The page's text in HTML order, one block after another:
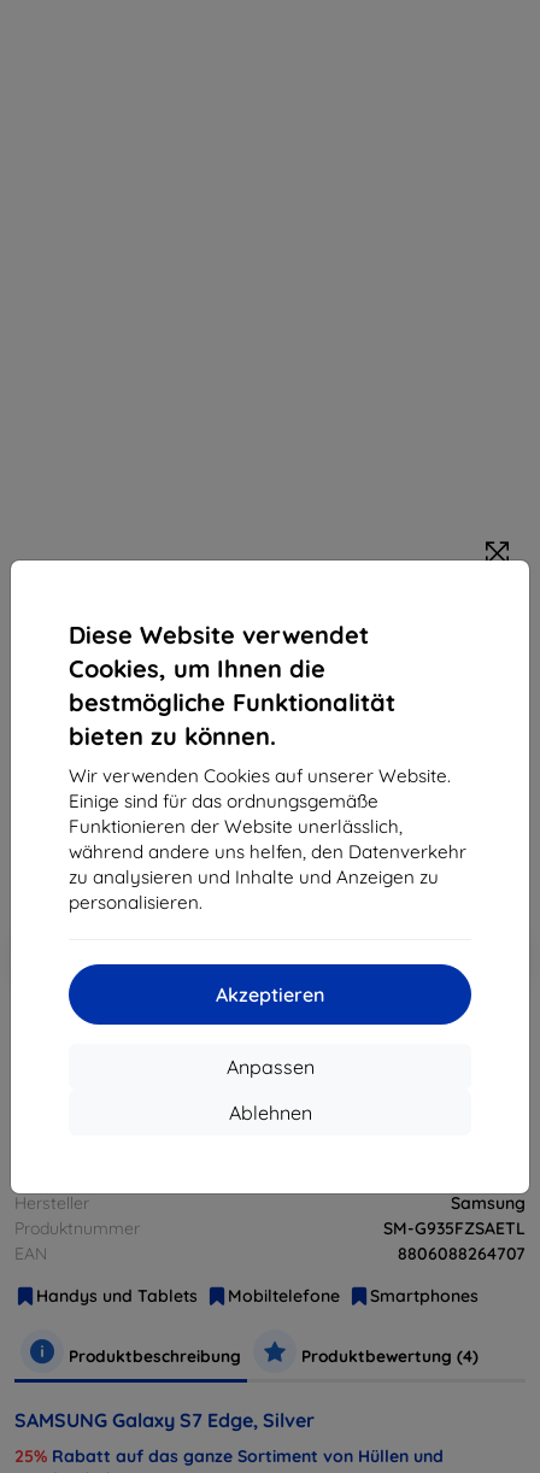
Diese Website verwendet
Cookies, um Ihnen die
bestmögliche Funktionalität
bieten zu können.
Wir verwenden Cookies auf unserer Website.
Einige sind für das ordnungsgemäße
Funktionieren der Website unerlässlich,
während andere uns helfen, den Datenverkehr
zu analysieren und Inhalte und Anzeigen zu
personalisieren.
Akzeptieren
Anpassen
Ablehnen
S7 Edge, Silver
Kaufen Sie dieses Gerät und erhalten Sie
Endpreis
444,90 €
400,41 €
EXTRA10
Warenkorb
Hersteller
Samsung
Produktnummer
SM-G935FZSAETL
EAN
8806088264707
Handys und Tablets
Mobiltelefone Smartphones
Produktbeschreibung Produktbewertung (4)
SAMSUNG Galaxy S7 Edge, Silver
25% Rabatt auf das ganze Sortiment von Hüllen und